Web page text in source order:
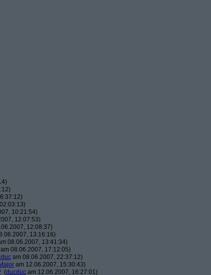
10:21:54)
12:07:53)
12:08:37)
13:16:16)
08.06.2007, 13:41:34)
am 08.06.2007, 17:12:05)
am 08.06.2007, 22:37:12)
Major am 12.06.2007, 15:30:43)
(ducduc am 12.06.2007, 16:27:01)